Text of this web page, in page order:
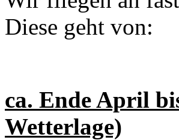
Diese geht von:
ca. Ende April
Wetterlage)